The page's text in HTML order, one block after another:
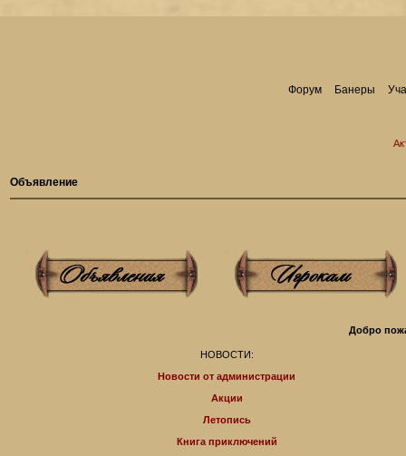
Форум Банеры
Объявление
Добро
НОВОСТИ:
Новости от администрации
Акции
Летопись
Книга приключений